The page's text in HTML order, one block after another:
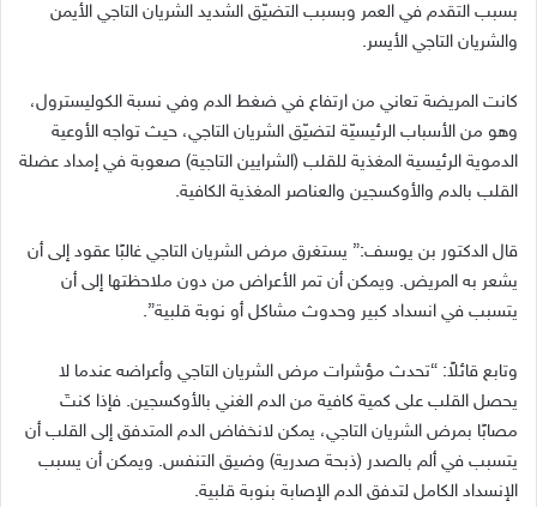
بسبب التقدم في العمر وبسبب التضيّق الشديد الشريان التاجي الأيمن
والشريان التاجي الأيسر.
كانت المريضة تعاني من ارتفاع في ضغط الدم وفي نسبة الكوليسترول،
وهو من الأسباب الرئيسيّة لتضيّق الشريان التاجي، حيث تواجه الأوعية
الدموية الرئيسية المغذية للقلب (الشرايين التاجية) صعوبة في إمداد عضلة
القلب بالدم والأوكسجين والعناصر المغذية الكافية.
قال الدكتور بن يوسف:” يستغرق مرض الشريان التاجي غالبًا عقود إلى أن
يشعر به المريض. ويمكن أن تمر الأعراض من دون ملاحظتها إلى أن
يتسبب في انسداد كبير وحدوث مشاكل أو نوبة قلبية”.
وتابع قائلاً: “تحدث مؤشرات مرض الشريان التاجي وأعراضه عندما لا
يحصل القلب على كمية كافية من الدم الغني بالأوكسجين. فإذا كنتَ
مصابًا بمرض الشريان التاجي، يمكن لانخفاض الدم المتدفق إلى القلب أن
يتسبب في ألم بالصدر (ذبحة صدرية) وضيق التنفس. ويمكن أن يسبب
الإنسداد الكامل لتدفق الدم الإصابة بنوبة قلبية.